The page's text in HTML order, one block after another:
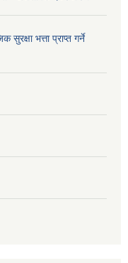
भत्ता प्राप्त गर्ने